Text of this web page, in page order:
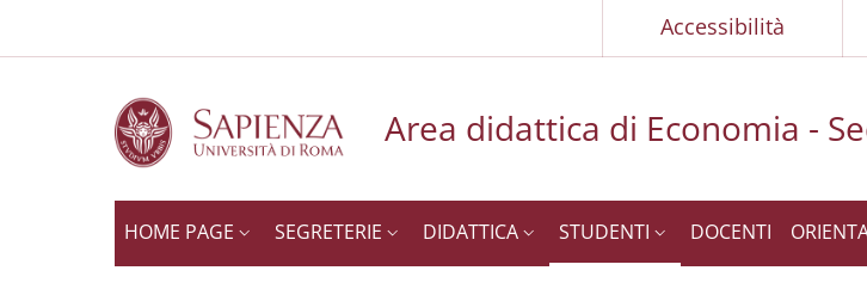
Accessibilità
Area didattica di Economia -
HOME PAGE SEGRETERIE DIDATTICA STUDENTI DOCENTI